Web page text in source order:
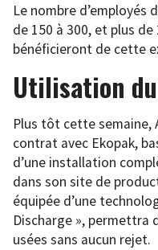
Le nombre d’employés
de 150 à 300, et plus
bénéficieront de cette
Utilisation
Plus tôt cette semaine,
contrat avec Ekopak,
d’une installation
dans son site de
équipée d’une
Discharge », permettra
usées sans aucun rejet.